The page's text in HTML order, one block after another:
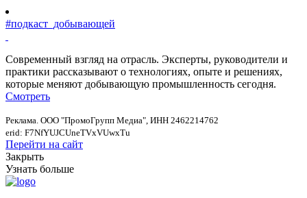
#подкаст_добывающей
Современный взгляд на отрасль. Эксперты, руководители и
практики рассказывают о технологиях, опыте и решениях,
которые меняют добывающую промышленность сегодня.
Смотреть
Реклама. ООО "ПромоГрупп Медиа", ИНН 2462214762
erid: F7NfYUJCUneTVxVUwxTu
Перейти на сайт
Закрыть
Узнать больше